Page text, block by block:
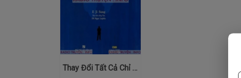
Thay Đổi Tất Cả Chỉ Trừ Vợ Và Con